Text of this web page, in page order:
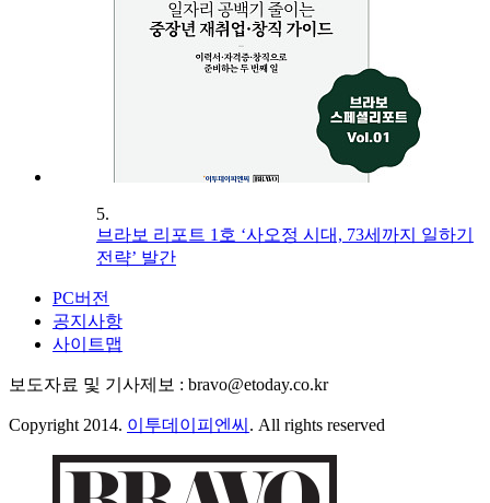
5.
브라보 리포트 1호 ‘사오정 시대, 73세까지 일하기
전략’ 발간
PC버전
공지사항
사이트맵
보도자료 및 기사제보 : bravo@etoday.co.kr
Copyright 2014. 이투데이피엔씨 . All rights reserved